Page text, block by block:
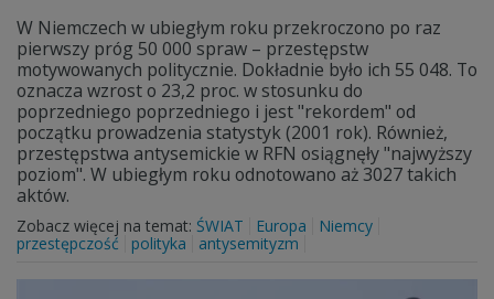
W Niemczech w ubiegłym roku przekroczono po raz
pierwszy próg 50 000 spraw – przestępstw
motywowanych politycznie. Dokładnie było ich 55 048. To
oznacza wzrost o 23,2 proc. w stosunku do
poprzedniego poprzedniego i jest "rekordem" od
początku prowadzenia statystyk (2001 rok). Również,
przestępstwa antysemickie w RFN osiągnęły "najwyższy
poziom". W ubiegłym roku odnotowano aż 3027 takich
aktów.
Zobacz więcej na temat: ŚWIAT Europa
Niemcy
przestępczość
polityka antysemityzm